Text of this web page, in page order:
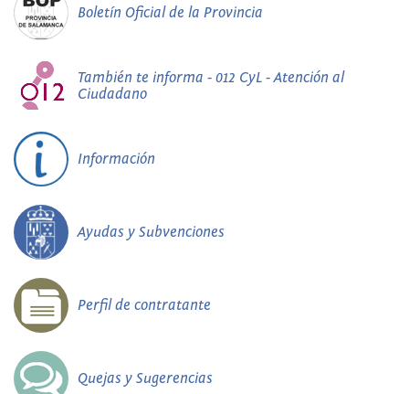
Boletín Oficial de la Provincia
También te informa - 012 CyL - Atención al
Ciudadano
Información
Ayudas y Subvenciones
Perfil de contratante
Quejas y Sugerencias